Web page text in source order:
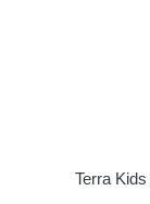
Terra